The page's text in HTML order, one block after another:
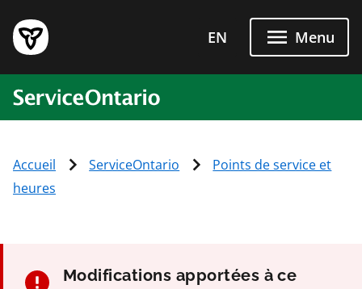
EN Menu
Accueil ServiceOntario
Points de service et
heures
Modifications apportées à ce